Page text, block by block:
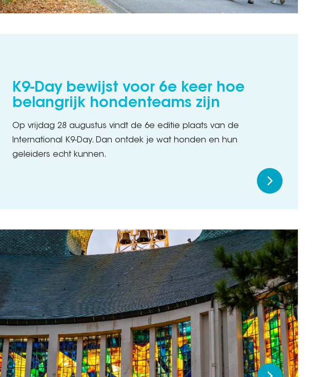
K9-Day bewijst voor 6e keer hoe
belangrijk hondenteams zijn
Op vrijdag 28 augustus vindt de 6e editie plaats van de
International K9-Day. Dan ontdek je wat honden en hun
geleiders echt kunnen.